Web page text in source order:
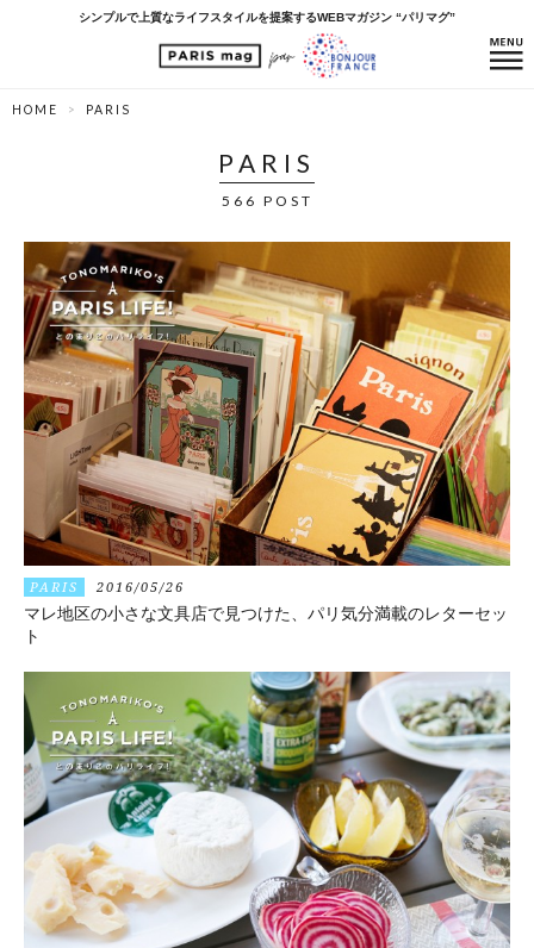
シンプルで上質なライフスタイルを提案するWEBマガジン “パリマグ”
HOME PARIS
PARIS
566 POST
PARIS 2016/05/26
マレ地区の小さな文具店で見つけた、パリ気分満載のレターセッ
ト